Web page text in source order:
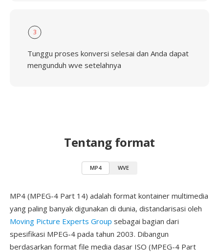
3
Tunggu proses konversi selesai dan Anda dapat
mengunduh wve setelahnya
Tentang format
MP4 WVE
MP4 (MPEG-4 Part 14) adalah format kontainer multimedia
yang paling banyak digunakan di dunia, distandarisasi oleh
Moving Picture Experts Group sebagai bagian dari
spesifikasi MPEG-4 pada tahun 2003. Dibangun
berdasarkan format file media dasar ISO (MPEG-4 Part